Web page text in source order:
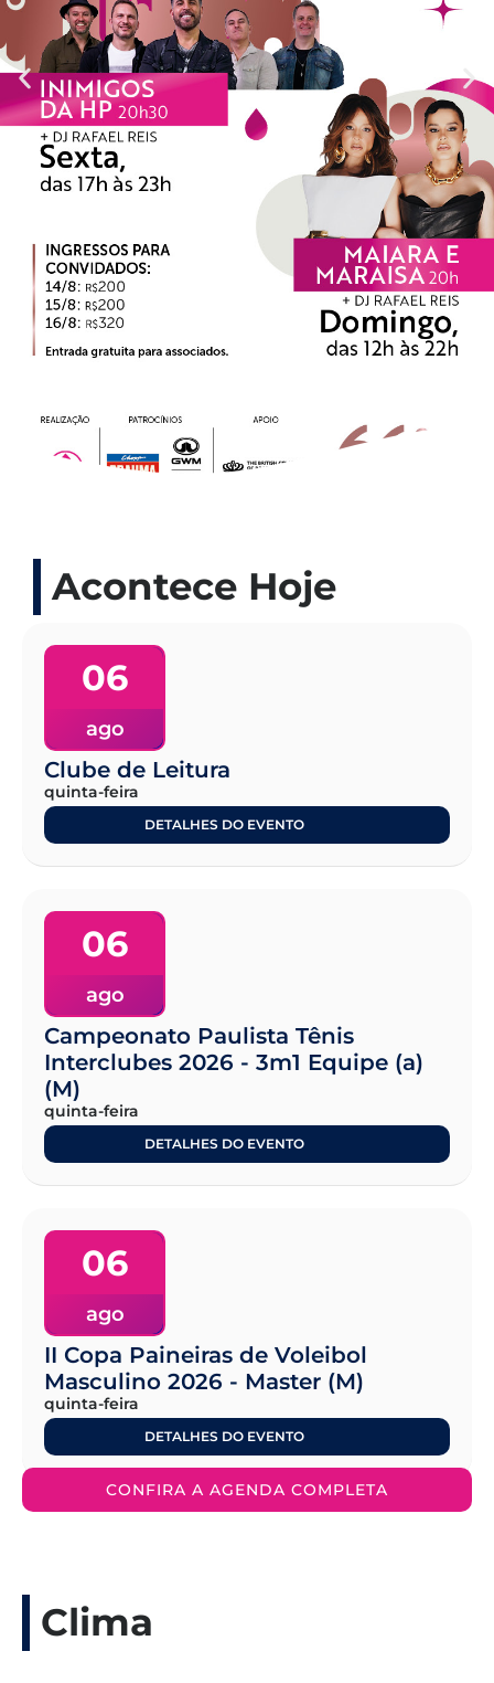
Acontece Hoje
06
ago
Clube de Leitura
quinta-feira
DETALHES DO EVENTO
06
ago
Campeonato Paulista Tênis
Interclubes 2026 - 3m1 Equipe (a)
(M)
quinta-feira
DETALHES DO EVENTO
06
ago
II Copa Paineiras de Voleibol
Masculino 2026 - Master (M)
quinta-feira
DETALHES DO EVENTO
CONFIRA A AGENDA COMPLETA
Clima